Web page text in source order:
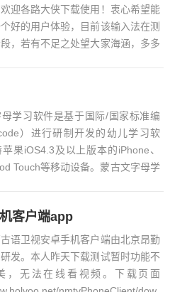
迎各路大侠下载使用！衷心希望能
好的用户体验，目前该输入法在测
，若有不足之处望大家海涵，多多
学习软件是基于国际/国家标准编
）进行研制开发的幼儿学习软
果iOS4.3及以上版本的iPhone、
Touch等移动设备。蒙古文字母学
客户端app
语卫视安卓手机客户端由北京昂勤
发。本人昨天下载测试暂时功能不
，无法在线看视频。下载页面